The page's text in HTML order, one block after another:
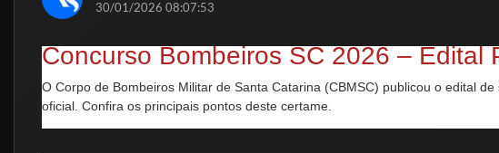
30/01/2026 08:07:53
Concurso Bombeiros SC 2026 – Edital
O Corpo de Bombeiros Militar de Santa Catarina (CBMSC) publicou o edital
oficial. Confira os principais pontos deste certame.